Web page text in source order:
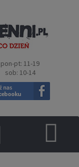
pon-pt: 11-19
sob: 10-14